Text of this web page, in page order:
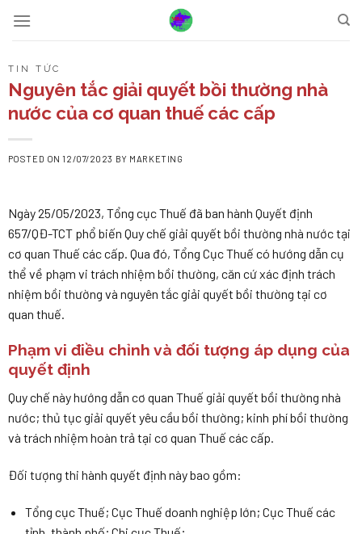
TIN TỨC
Nguyên tắc giải quyết bồi thường nhà
nước của cơ quan thuế các cấp
POSTED ON12/07/2023 BY MARKETING
Ngày 25/05/2023, Tổng cục Thuế đã ban hành Quyết định
657/QĐ-TCT phổ biến Quy chế giải quyết bồi thường nhà nước tại
cơ quan Thuế các cấp. Qua đó, Tổng Cục Thuế có hướng dẫn cụ
thể về phạm vi trách nhiệm bồi thường, căn cứ xác định trách
nhiệm bồi thường và nguyên tắc giải quyết bồi thường tại cơ
quan thuế.
Phạm vi điều chỉnh và đối tượng áp dụng của
quyết định
Quy chế này hướng dẫn cơ quan Thuế giải quyết bồi thường nhà
nước; thủ tục giải quyết yêu cầu bồi thường; kinh phí bồi thường
và trách nhiệm hoàn trả tại cơ quan Thuế các cấp.
Đối tượng thi hành quyết định này bao gồm:
Tổng cục Thuế; Cục Thuế doanh nghiệp lớn; Cục Thuế các